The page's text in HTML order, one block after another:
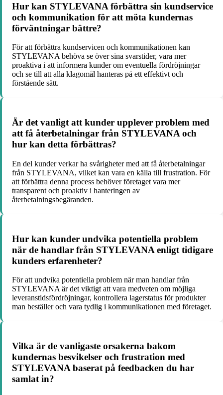
Hur kan STYLEVANA förbättra sin kundservice
och kommunikation för att möta kundernas
förväntningar bättre?
För att förbättra kundservicen och kommunikationen kan
STYLEVANA behöva se över sina svarstider, vara mer
proaktiva i att informera kunder om eventuella fördröjningar
och se till att alla klagomål hanteras på ett effektivt och
förstående sätt.
Är det vanligt att kunder upplever problem med
att få återbetalningar från STYLEVANA och
hur kan detta förbättras?
En del kunder verkar ha svårigheter med att få återbetalningar
från STYLEVANA, vilket kan vara en källa till frustration. För
att förbättra denna process behöver företaget vara mer
transparent och proaktiv i hanteringen av
återbetalningsbegäranden.
Hur kan kunder undvika potentiella problem
när de handlar från STYLEVANA enligt tidigare
kunders erfarenheter?
För att undvika potentiella problem när man handlar från
STYLEVANA är det viktigt att vara medveten om möjliga
leveranstidsfördröjningar, kontrollera lagerstatus för produkter
man beställer och vara tydlig i kommunikationen med företaget.
Vilka är de vanligaste orsakerna bakom
kundernas besvikelser och frustration med
STYLEVANA baserat på feedbacken du har
samlat in?